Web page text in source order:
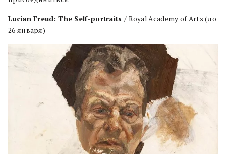
Lucian Freud: The Self-portraits / Royal Academy of Arts (до
26 января)